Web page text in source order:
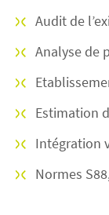
Audit de
Analyse de
Estimation
Intégration
Normes